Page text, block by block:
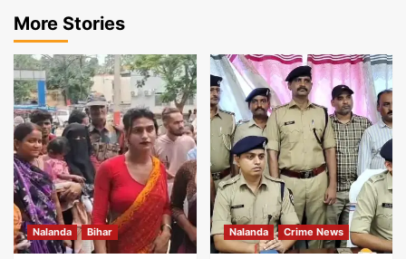
More Stories
Nalanda Bihar Nalanda Crime News